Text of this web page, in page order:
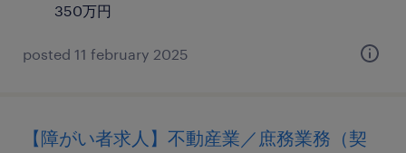
350万円
posted 11 february 2025
【障がい者求人】不動産業／庶務業務（契